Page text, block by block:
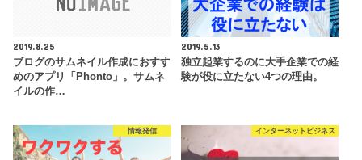
2019.8.25
ブログのサムネイル作成におすす
めのアプリ「Phonto」。サムネ
イルの作…
2019.5.13
独立起業するのに大手企業での経
験が役に立たない4つの理由。
情報発信 インターネットビジネス